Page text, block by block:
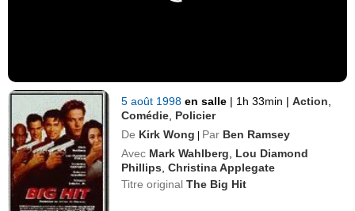
5 août 1998en salle | 1h 33min | Action
Comédie Policier
De Kirk Wong | Par Ben Ramsey
Avec Mark Wahlberg
Lou Diamond
Phillips ,Christina Applegate
Titre originalThe Big Hit